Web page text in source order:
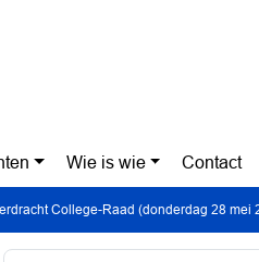
Wie is wie Contact
College-Raad (donderdag 28 mei